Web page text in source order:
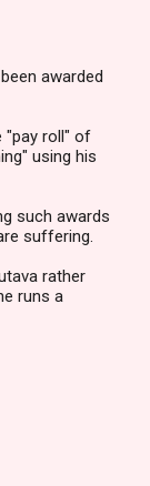
awarded
"pay roll" of
using his
such awards
suffering.
rather
runs a